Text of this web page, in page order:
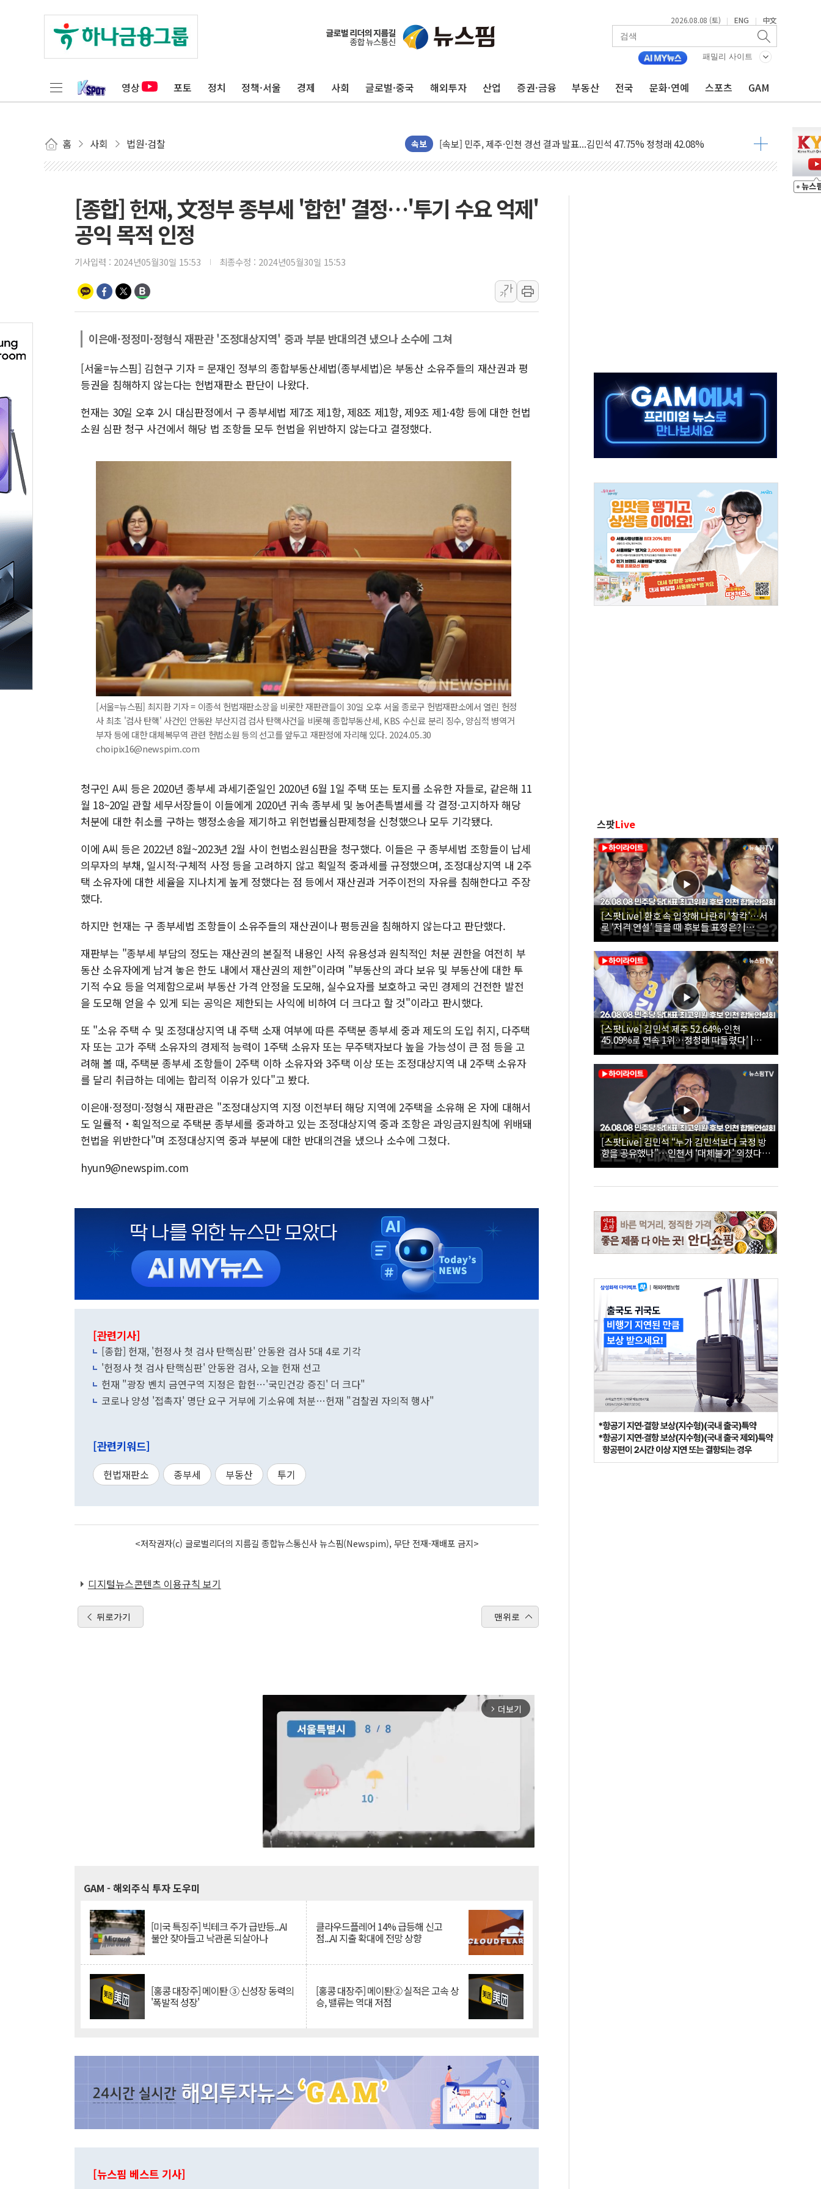
2026.08.08 (토) | ENG | 中文
패밀리 사이트
영상 포토 정치 정책·서울 경제 사회 글로벌·중국 해외투자 산업 증권·금융 부동산 전국 문화·연예 스포츠 GAM
홈 사회 법원·검찰 속보
울진·영덕 '호우특보'-포항 '산사태 주의보'...경북도, 호우 피해·통제구간 없어
[종합] 김민석, 정청래에 '0.86%p' 차 재역전 성공...金 45.42% vs 鄭 44.56%
김민석, 2주차 제주·인천 경선서 정청래에 승리...47.75% vs 42.08%
인사하는 김민석 당대표 후보
[속보] 민주, 인천 경선 결과 발표...김민석 45.09% 정청래 43.27% 송영길 11.63%
[속보] 민주, 제주 경선 결과 발표...김민석 52.64% 정청래 39.89% 송영길 7.47%
美, 이란전 출구전략 만지작…공습 한계·탄약 부족 현실화
강릉·동해·삼척 시간당 최대 50㎜ 폭우…강원 동해안 강한 비 이어져
여수 오동도 인근 해상서 모터보트 전복…1명 사망·1명 실종
추미애, '위안부' 피해자 기림의 날 참석..."국제적 시민 연대로 목소리 내야"
인천서 말다툼 중 어머니 흉기 살해 10대 아들 체포
'화합' 꺼낸 김민석에 '뻔뻔' 받아친 정청래…제주 연설서 신경전 고조
李대통령, ISA 개편 재검토 지시…與 "적극 환영"·野 "졸속 국정"
[종합] 헌재, 文정부 종부세 '합헌' 결정…'투기 수요 억제'
공익 목적 인정
기사입력 : 2024년05월30일 15:53 최종수정 : 2024년05월30일 15:53
가
가
이은애·정정미·정형식 재판관 '조정대상지역' 중과 부분 반대의견 냈으나 소수에 그쳐
[서울=뉴스핌] 김현구 기자 = 문재인 정부의 종합부동산세법(종부세법)은 부동산 소유주들의 재산권과 평
등권을 침해하지 않는다는 헌법재판소 판단이 나왔다.
헌재는 30일 오후 2시 대심판정에서 구 종부세법 제7조 제1항, 제8조 제1항, 제9조 제1·4항 등에 대한 헌법
소원 심판 청구 사건에서 해당 법 조항들 모두 헌법을 위반하지 않는다고 결정했다.
[서울=뉴스핌] 최지환 기자 = 이종석 헌법재판소장을 비롯한 재판관들이 30일 오후 서울 종로구 헌법재판소에서 열린 헌정
사 최초 '검사 탄핵' 사건인 안동완 부산지검 검사 탄핵사건을 비롯해 종합부동산세, KBS 수신료 분리 징수, 양심적 병역거
부자 등에 대한 대체복무역 관련 헌법소원 등의 선고를 앞두고 재판정에 자리해 있다. 2024.05.30
choipix16@newspim.com
청구인 A씨 등은 2020년 종부세 과세기준일인 2020년 6월 1일 주택 또는 토지를 소유한 자들로, 같은해 11
월 18~20일 관할 세무서장들이 이들에게 2020년 귀속 종부세 및 농어촌특별세를 각 결정·고지하자 해당
처분에 대한 취소를 구하는 행정소송을 제기하고 위헌법률심판제청을 신청했으나 모두 기각됐다.
이에 A씨 등은 2022년 8월~2023년 2월 사이 헌법소원심판을 청구했다. 이들은 구 종부세법 조항들이 납세
의무자의 부채, 일시적·구체적 사정 등을 고려하지 않고 획일적 중과세를 규정했으며, 조정대상지역 내 2주
택 소유자에 대한 세율을 지나치게 높게 정했다는 점 등에서 재산권과 거주이전의 자유를 침해한다고 주장
했다.
하지만 헌재는 구 종부세법 조항들이 소유주들의 재산권이나 평등권을 침해하지 않는다고 판단했다.
재판부는 "종부세 부담의 정도는 재산권의 본질적 내용인 사적 유용성과 원칙적인 처분 권한을 여전히 부
동산 소유자에게 남겨 놓은 한도 내에서 재산권의 제한"이라며 "부동산의 과다 보유 및 부동산에 대한 투
기적 수요 등을 억제함으로써 부동산 가격 안정을 도모해, 실수요자를 보호하고 국민 경제의 건전한 발전
을 도모해 얻을 수 있게 되는 공익은 제한되는 사익에 비하여 더 크다고 할 것"이라고 판시했다.
또 "소유 주택 수 및 조정대상지역 내 주택 소재 여부에 따른 주택분 종부세 중과 제도의 도입 취지, 다주택
자 또는 고가 주택 소유자의 경제적 능력이 1주택 소유자 또는 무주택자보다 높을 가능성이 큰 점 등을 고
려해 볼 때, 주택분 종부세 조항들이 2주택 이하 소유자와 3주택 이상 또는 조정대상지역 내 2주택 소유자
를 달리 취급하는 데에는 합리적 이유가 있다"고 봤다.
이은애·정정미·정형식 재판관은 "조정대상지역 지정 이전부터 해당 지역에 2주택을 소유해 온 자에 대해서
도 일률적‧획일적으로 주택분 종부세를 중과하고 있는 조정대상지역 중과 조항은 과잉금지원칙에 위배돼
헌법을 위반한다"며 조정대상지역 중과 부분에 대한 반대의견을 냈으나 소수에 그쳤다.
hyun9@newspim.com
[관련기사]
[종합] 헌재, '헌정사 첫 검사 탄핵심판' 안동완 검사 5대 4로 기각
'헌정사 첫 검사 탄핵심판' 안동완 검사, 오늘 헌재 선고
헌재 "광장 벤치 금연구역 지정은 합헌…'국민건강 증진' 더 크다"
코로나 양성 '접촉자' 명단 요구 거부에 기소유예 처분…헌재 "검찰권 자의적 행사"
[관련키워드]
헌법재판소 종부세 부동산 투기
<저작권자(c) 글로벌리더의 지름길 종합뉴스통신사 뉴스핌(Newspim), 무단 전재-재배포 금지>
디지털뉴스콘텐츠 이용규칙 보기
뒤로가기 맨위로
arrow_forward_ios 더보기
GAM - 해외주식 투자 도우미
[미국 특징주] 빅테크 주가 급반등...AI
불안 잦아들고 낙관론 되살아나
클라우드플레어 14% 급등해 신고
점...AI 지출 확대에 전망 상향
[홍콩 대장주] 메이퇀 ③ 신성장 동력의
'폭발적 성장'
[홍콩 대장주] 메이퇀② 실적은 고속 상
승, 밸류는 역대 저점
[뉴스핌 베스트 기사]
스팟Live
[스팟Live] 환호 속 입장해 나란히 ‘찰칵’…서
로 ‘저격 연설’ 들을 때 후보들 표정은? |
26.08.08 더불어민주당 당대표·최고위원 후
보 인천 합동연설회
[스팟Live] 김민석 제주 52.64%·인천
45.09%로 연속 1위…정청래 따돌렸다’ |
26.08.08 더불어민주당 당대표·최고위원 후
보 인천 합동연설회
[스팟Live] 김민석 “누가 김민석보다 국정 방
향을 공유했나”…인천서 ‘대체불가’ 외쳤다 |
26.08.08 더불어민주당 당대표·최고위원 후